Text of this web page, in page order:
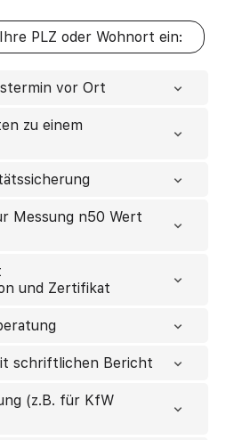
vor Ort
zu einem
Messung n50 Wert
und Zertifikat
schriftlichen Bericht
(z.B. für KfW